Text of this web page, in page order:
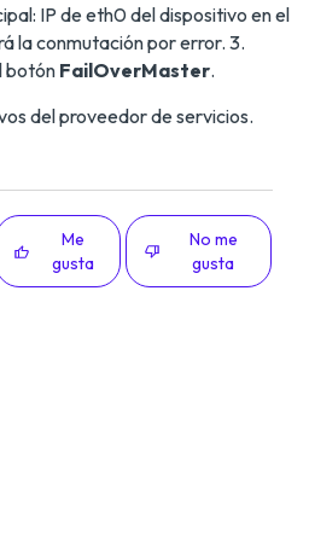
IP de eth0 del dispositivo en el
la conmutación por error. 3.
botón FailOverMaster.
del proveedor de servicios.
Me
gusta
No me
gusta